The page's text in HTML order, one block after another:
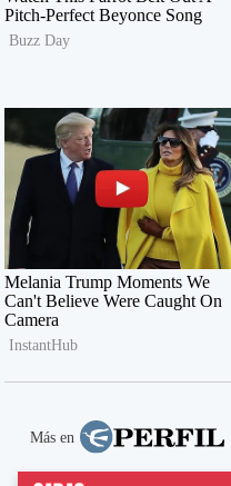
Más en